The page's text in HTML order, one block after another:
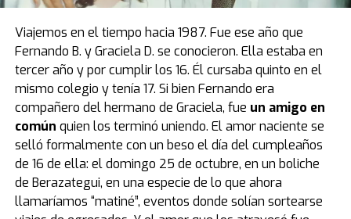
que recibió “Pelusa” tras conquistar la Copa del Mundo
deMéxico 1986, cortesía del por entonces presidente
del Napoli, Corrado Ferlaino.
El proceso para que las llaves de aquel mítico auto
deportivo llegaran a las manos de Maradona fue
caótico.
Guillermo Coppola, exmanager del Diez, tuvo
que convencer al mismísimo Enzo Ferrari de pintar de
negro un modelo que solo conocía el rojo. Luego,
gestionó la venta del coche en un aeropuerto por un
precio mayor al que había pagado originalmente, con el
fin de reconciliar a Ferlaino con Diego. Algo de esa
Viajemos en el tiempo hacia 1987. Fue ese año que
Fernando B. y Graciela D. se conocieron. Ella estaba en
tercer año y por cumplir los 16. Él cursaba quinto en el
mismo colegio y tenía 17. Si bien Fernando era
compañero del hermano de Graciela, fue un amigo en
común quien los terminó uniendo. El amor naciente se
selló formalmente con un beso el día del cumpleaños
de 16 de ella: el domingo 25 de octubre, en un boliche
de Berazategui, en una especie de lo que ahora
llamaríamos “matiné”, eventos donde solían sortearse